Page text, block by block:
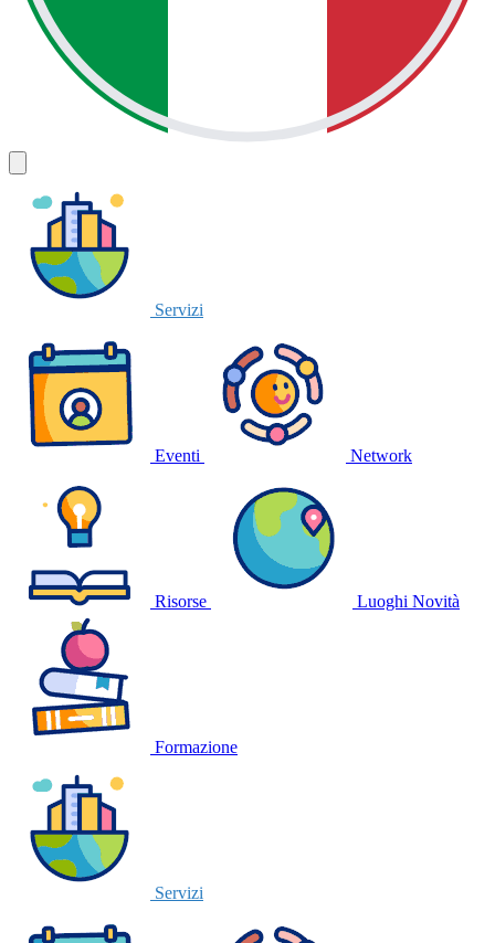
Servizi
Eventi Network
Risorse Luoghi Novità
Formazione
Servizi